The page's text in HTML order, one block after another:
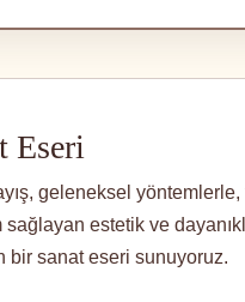
Eseri
geleneksel
estetik ve
bir sanat eseri sunuyoruz.